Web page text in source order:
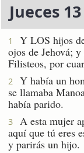
Jueces 13
1
Y LOS hijos
ojos de Jehová;
Filisteos, por
2
Y había un
se llamaba
había parido.
3
A esta mujer
aquí que tú eres
y parirás un hijo.